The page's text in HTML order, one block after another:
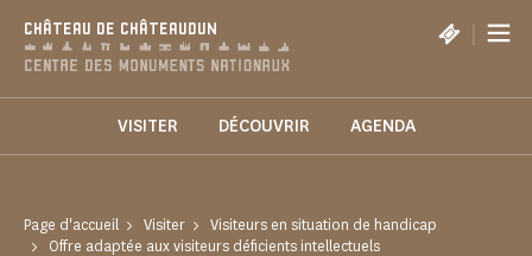
CHÂTEAU DE CHÂTEAUDUN |
VISITER DÉCOUVRIR AGENDA
Page d'accueil Visiter
Visiteurs en situation de handicap
Offre adaptée aux visiteurs déficients intellectuels